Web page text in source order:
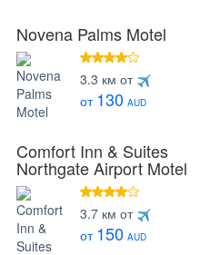
Novena Palms Motel
4 звезды
3.3 км от
от 130 AUD
Comfort Inn & Suites
Northgate Airport Motel
4 звезды
3.7 км от
от 150 AUD